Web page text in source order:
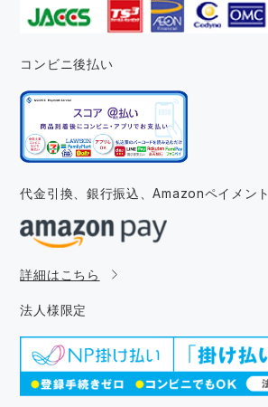
コンビニ後払い
代金引換、銀行振込、Amazonペイメント
詳細はこちら
法人様限定